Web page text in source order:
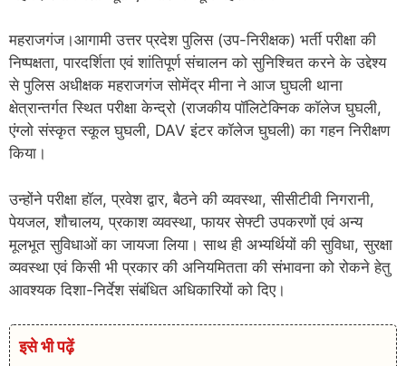
महराजगंज।आगामी उत्तर प्रदेश पुलिस (उप-निरीक्षक) भर्ती परीक्षा की
निष्पक्षता, पारदर्शिता एवं शांतिपूर्ण संचालन को सुनिश्चित करने के उद्देश्य
से पुलिस अधीक्षक महराजगंज सोमेंद्र मीना ने आज घुघली थाना
क्षेत्रान्तर्गत स्थित परीक्षा केन्द्रो (राजकीय पॉलिटेक्निक कॉलेज घुघली,
एंग्लो संस्कृत स्कूल घुघली, DAV इंटर कॉलेज घुघली) का गहन निरीक्षण
किया।
उन्होंने परीक्षा हॉल, प्रवेश द्वार, बैठने की व्यवस्था, सीसीटीवी निगरानी,
पेयजल, शौचालय, प्रकाश व्यवस्था, फायर सेफ्टी उपकरणों एवं अन्य
मूलभूत सुविधाओं का जायजा लिया। साथ ही अभ्यर्थियों की सुविधा, सुरक्षा
व्यवस्था एवं किसी भी प्रकार की अनियमितता की संभावना को रोकने हेतु
आवश्यक दिशा-निर्देश संबंधित अधिकारियों को दिए।
इसे भी पढ़ें